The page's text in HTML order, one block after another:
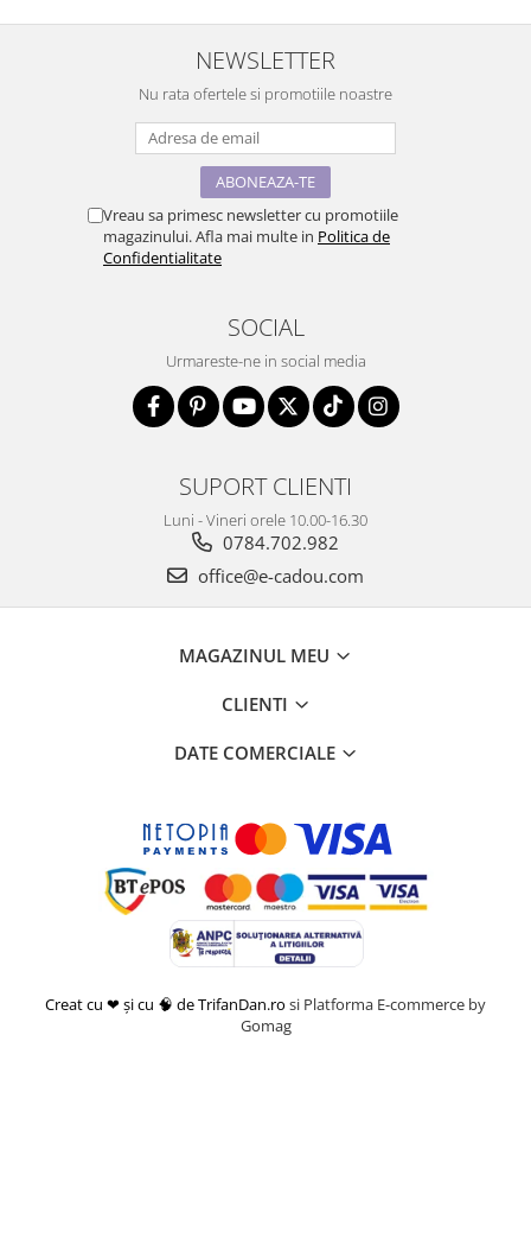
NEWSLETTER
Nu rata ofertele si promotiile noastre
Vreau sa primesc newsletter cu promotiile
magazinului. Afla mai multe in Politica de
Confidentialitate
SOCIAL
Urmareste-ne in social media
SUPORT CLIENTI
Luni - Vineri orele 10.00-16.30
0784.702.982
office@e-cadou.com
MAGAZINUL MEU
CLIENTI
DATE COMERCIALE
Creat cu ❤ și cu 🧠 de TrifanDan.ro si Platforma E-commerce by
Gomag